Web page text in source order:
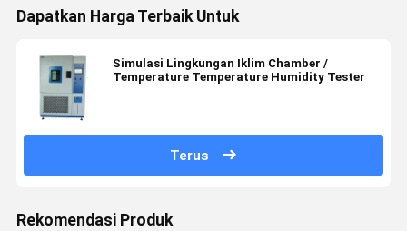
Dapatkan Harga Terbaik Untuk
Simulasi Lingkungan Iklim Chamber /
Temperature Temperature Humidity Tester
Terus
Rekomendasi Produk